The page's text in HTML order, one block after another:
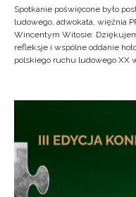
Spotkanie poświęcone było
ludowego, adwokata, więźnia
Wincentym Witosie.
refleksje i wspólne oddanie
polskiego ruchu ludowego XX